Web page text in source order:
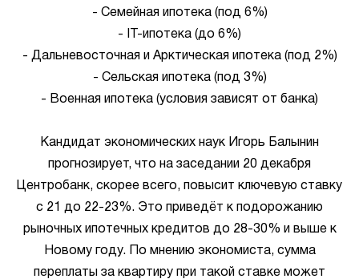
- Семейная ипотека (под 6%)
- IT-ипотека (до 6%)
- Дальневосточная и Арктическая ипотека (под 2%)
- Сельская ипотека (под 3%)
- Военная ипотека (условия зависят от банка)
Кандидат экономических наук Игорь Балынин
прогнозирует, что на заседании 20 декабря
Центробанк, скорее всего, повысит ключевую ставку
с 21 до 22-23%. Это приведёт к подорожанию
рыночных ипотечных кредитов до 28-30% и выше к
Новому году. По мнению экономиста, сумма
переплаты за квартиру при такой ставке может